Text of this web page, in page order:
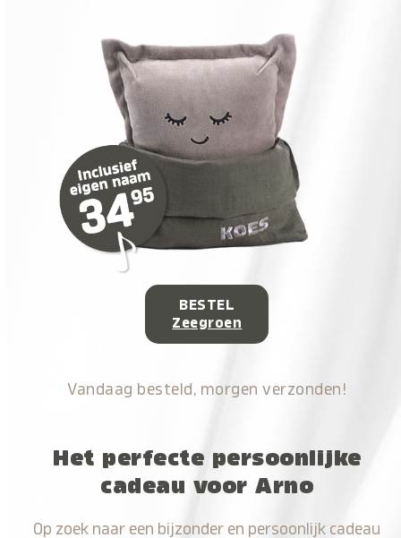
BESTEL
Zeegroen
Vandaag besteld, morgen verzonden!
Het perfecte persoonlijke
cadeau voor Arno
Op zoek naar een bijzonder en persoonlijk cadeau